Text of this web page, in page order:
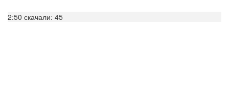
2:50 скачали: 45